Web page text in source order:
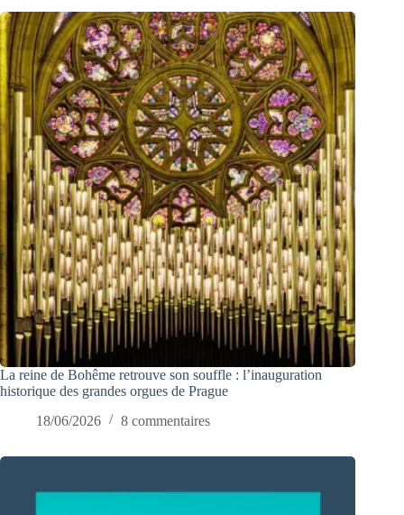
La reine de Bohême retrouve son souffle : l’inauguration
historique des grandes orgues de Prague
18/06/2026
8 commentaires